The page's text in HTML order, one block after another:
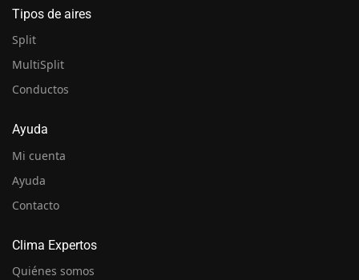
Tipos de aires
Split
MultiSplit
Conductos
Ayuda
Mi cuenta
Ayuda
Contacto
Clima Expertos
Quiénes somos